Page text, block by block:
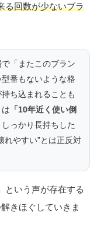
る回数が少ないブラ
「またこのブラン
番もないような格
ち込まれることも
「10年近く使い倒
っかり長持ちした
れやすい”とは正反対
という声が存在する
きほぐしていきま